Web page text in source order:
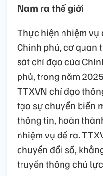
Nam ra thế giới
Thực hiện nhiệm vụ
Chính phủ, cơ quan
sát chỉ đạo của
phủ, trong năm
TTXVN chỉ đạo
tạo sự chuyển biến
thông tin, hoàn
nhiệm vụ đề ra.
chuyển đổi số,
truyền thông chủ